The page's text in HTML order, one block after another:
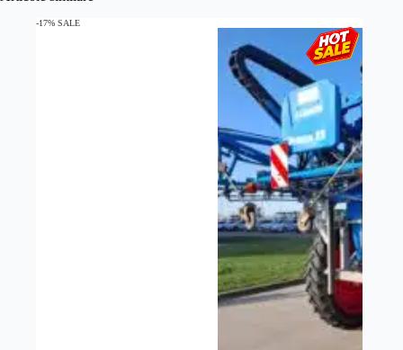
-17% SALE